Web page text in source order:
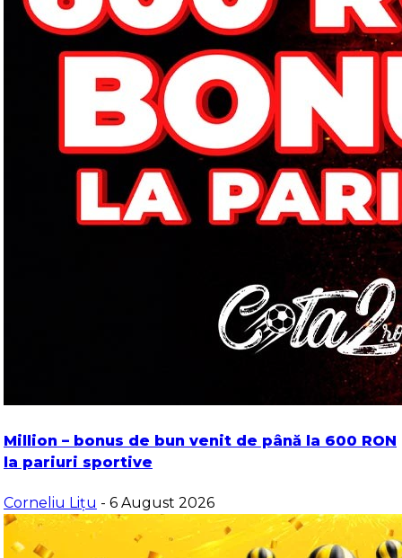
Million – bonus de bun venit de până la 600 RON
la pariuri sportive
Corneliu Lițu - 6 August 2026